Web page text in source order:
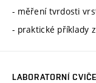
- měření tvrdosti
- praktické příklady
LABORATORNÍ